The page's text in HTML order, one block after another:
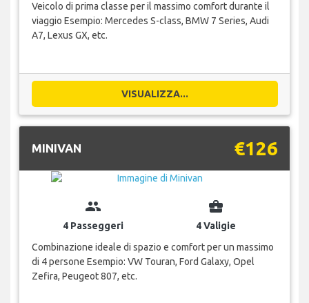
Veicolo di prima classe per il massimo comfort durante il
viaggio Esempio: Mercedes S-class, BMW 7 Series, Audi
A7, Lexus GX, etc.
VISUALIZZA...
MINIVAN €126
group
4 Passeggeri
business_center
4 Valigie
Combinazione ideale di spazio e comfort per un massimo
di 4 persone Esempio: VW Touran, Ford Galaxy, Opel
Zefira, Peugeot 807, etc.